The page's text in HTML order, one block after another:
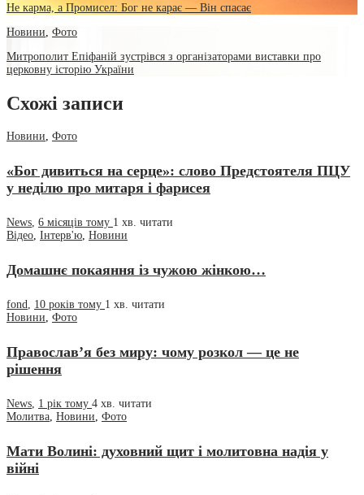
Не карма, а Промисел: Бог не карає — Він спасає
Новини Фото
Митрополит Епіфаній зустрівся з організаторами виставки про
церковну історію України
Схожі записи
Новини, Фото
«Бог дивиться на серце»: слово Предстоятеля ПЦУ
у неділю про митаря і фарисея
News, 6 місяців тому 1 хв. читати
Відео, Інтерв'ю, Новини
Домашнє покаяння із чужою жінкою…
fond, 10 років тому 1 хв. читати
Новини, Фото
Православ’я без миру: чому розкол — це не
рішення
News, 1 рік тому 4 хв. читати
Молитва, Новини, Фото
Мати Волині: духовний щит і молитовна надія у
війні